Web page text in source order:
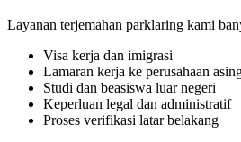
Layanan terjemahan parklaring kami
Visa kerja dan imigrasi
Lamaran kerja ke perusahaan
Studi dan beasiswa luar negeri
Keperluan legal dan administratif
Proses verifikasi latar belakang